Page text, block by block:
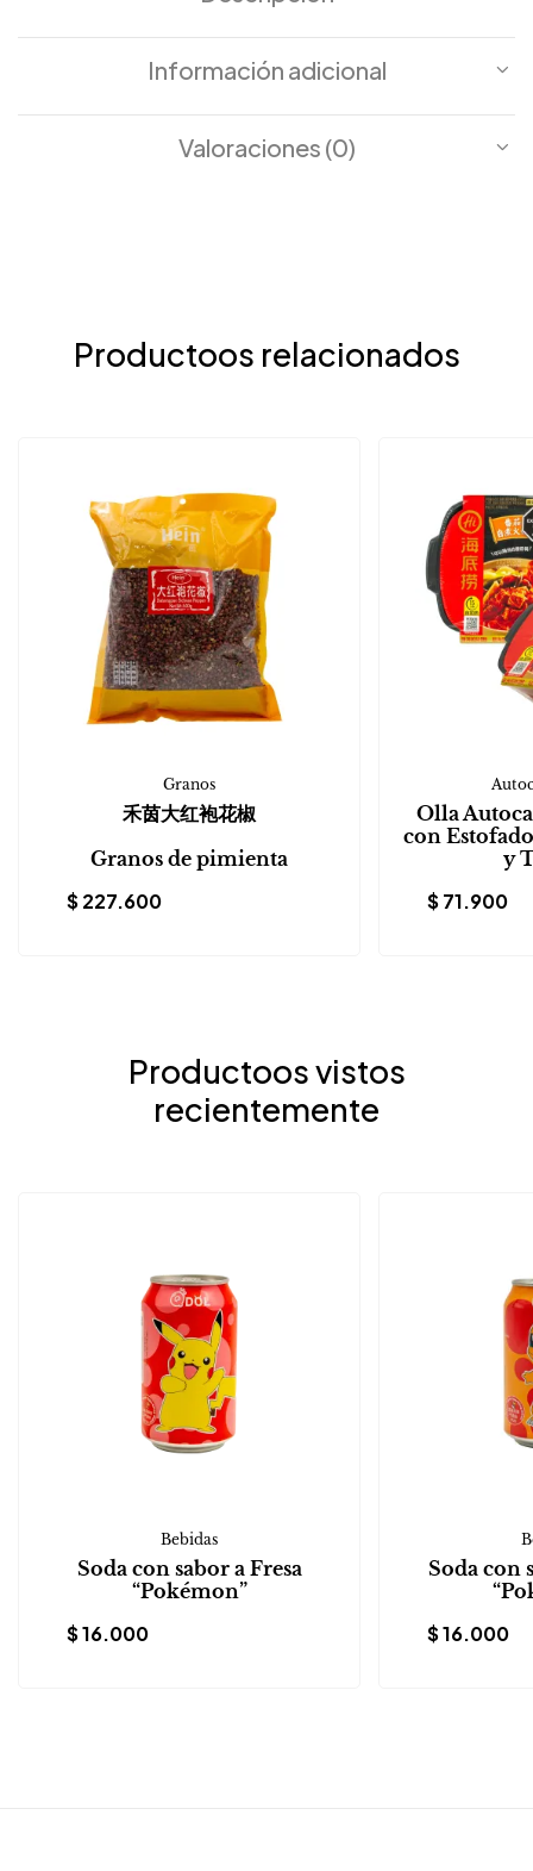
Información adicional
Valoraciones (0)
Productoos relacionados
Granos
禾茵大红袍花椒
Granos de pimienta
$227.600
Olla
con
y
$71.900
Productoos vistos
recientemente
Bebidas
Soda con sabor a Fresa
“Pokémon”
$16.000
Soda con
$16.000